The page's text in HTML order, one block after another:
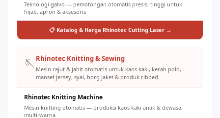
Teknologi galvo — pemotongan otomatis presisi tinggi untuk
hijab, apron & aksesoris
📋 Katalog & Harga Rhinotec Cutting Laser →
🪡Rhinotec Knitting & Sewing
Mesin rajut & jahit otomatis untuk kaos kaki, kerah polo,
manset jersey, syal, borg jaket & produk ribbed.
Rhinotec Knitting Machine
Mesin knitting otomatis — produksi kaos kaki anak & dewasa,
multi-warna